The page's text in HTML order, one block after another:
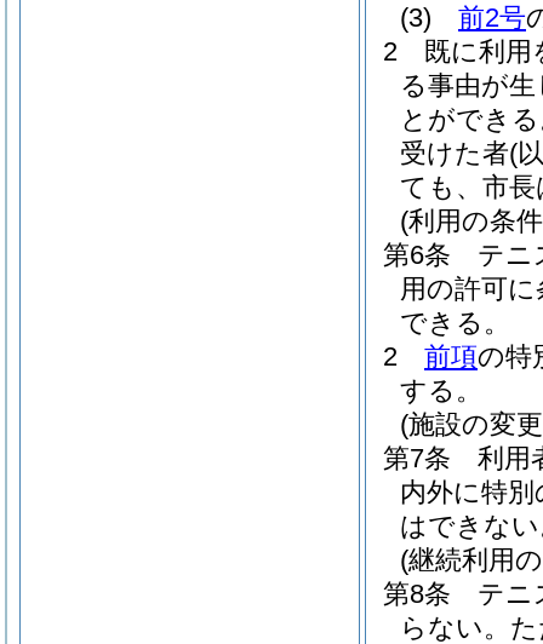
(3)
前2号
2
既に利
る事由が
とができ
受けた者(
ても、市
(利用の条
第6条
テニ
用の許可
できる。
2
前項の特
する。
(施設の変
第7条
利用
内外に特
はできな
(継続利用
第8条
テニ
らない。